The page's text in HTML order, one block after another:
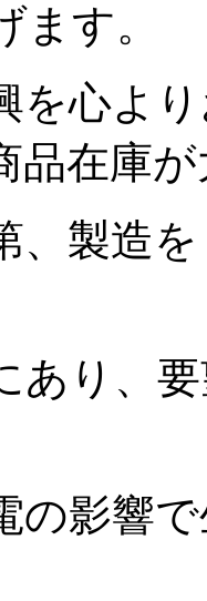
す。
を心よ
品在庫
、製造
あり、
の影響